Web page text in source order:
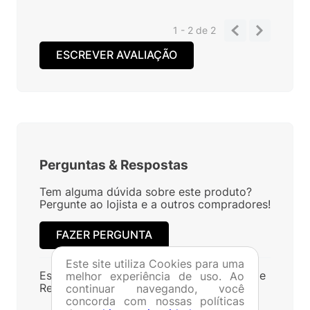
1 - 2de 2
ESCREVER AVALIAÇÃO
Perguntas & Respostas
Tem alguma dúvida sobre este produto?
Pergunte ao lojista e a outros compradores!
FAZER PERGUNTA
Este produto ainda não possui Perguntas e
Respostas.
Este site utiliza Cookies para uma
melhor experiência de uso. Ao
continuar navegando, você
concorda com nossas políticas